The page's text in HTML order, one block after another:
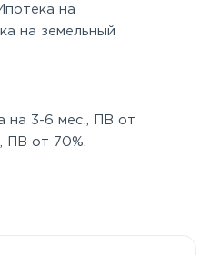
на
на земельный
на 3-6 мес., ПВ от
ПВ от 70%.